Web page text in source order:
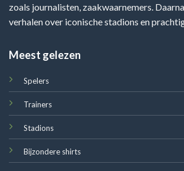
zoals journalisten, zaakwaarnemers.
verhalen over iconische stadions en
Meest gelezen
Spelers
Trainers
Stadions
Bijzondere shirts